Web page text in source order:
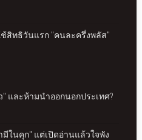
ช้สิทธิวันแรก "คนละครึ่งพลัส"
และห้ามนำออกนอกประเทศ?
มีในคุก" แต่เปิดอ่านแล้วใจพัง